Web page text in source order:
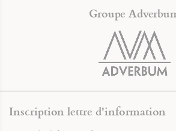
Groupe
Inscription lettre d'information